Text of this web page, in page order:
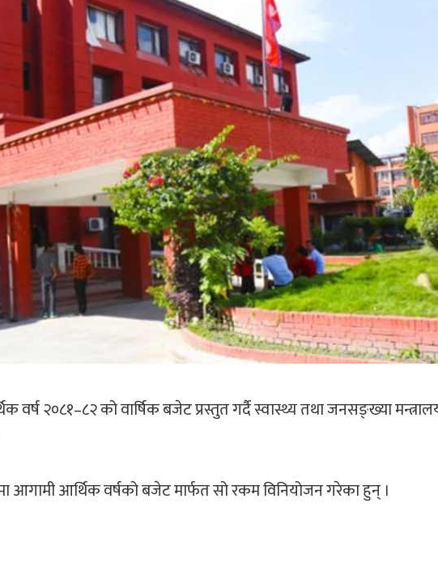
२०८१–८२ को वार्षिक बजेट प्रस्तुत गर्दै स्वास्थ्य तथा जनसङ्ख्या
आगामी आर्थिक वर्षको बजेट मार्फत सो रकम विनियोजन गरेका हुन् ।